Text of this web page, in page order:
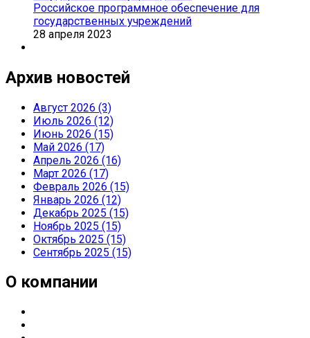
Российское программное обеспечение для
государственных учреждений
28 апреля 2023
Архив новостей
Август 2026 (3)
Июль 2026 (12)
Июнь 2026 (15)
Май 2026 (17)
Апрель 2026 (16)
Март 2026 (17)
Февраль 2026 (15)
Январь 2026 (12)
Декабрь 2025 (15)
Ноябрь 2025 (15)
Октябрь 2025 (15)
Сентябрь 2025 (15)
О компании